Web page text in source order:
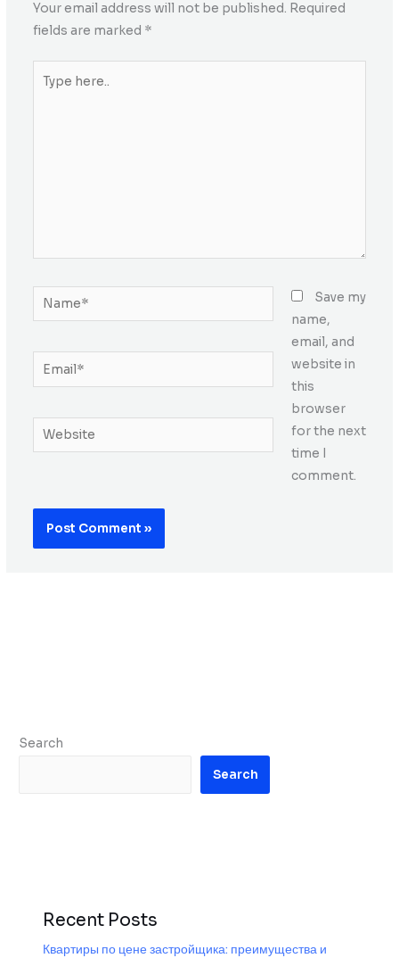
Your email address will not be published. Required
fields are marked *
here..
Name*
Email*
Website
Save my
name,
email, and
website in
this
browser
for the next
time I
comment.
Search
Search
Recent Posts
Квартиры по цене застройщика: преимущества и